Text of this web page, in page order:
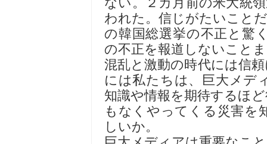
われた。信じがたいこと
の韓国総選挙の不正と驚
の不正を報道しないこと
混乱と激動の時代には信
には私たちは、巨大メデ
知識や情報を期待するほ
もなくやってくる災害を
しいか。